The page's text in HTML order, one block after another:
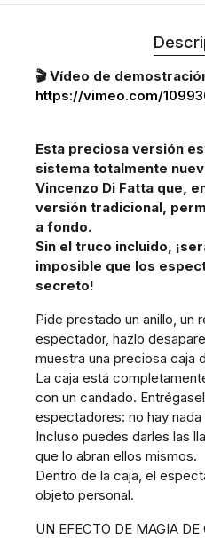
🎬 Vídeo de
https://vimeo.com/
Esta preciosa versión
sistema totalmente
Vincenzo Di Fatta que,
versión tradicional,
a fondo.
Sin el truco incluido,
imposible que los
secreto!
Pide prestado un anillo, un
espectador, hazlo
muestra una preciosa caja
La caja está
con un candado.
espectadores: no hay
Incluso puedes darles las
que lo abran ellos mismos.
Dentro de la caja, el
objeto personal.
UN EFECTO DE MAGIA